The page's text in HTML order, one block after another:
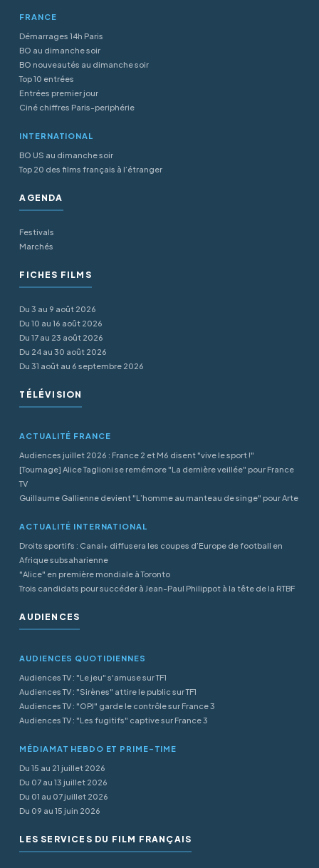
FRANCE
Démarrages 14h Paris
BO au dimanche soir
BO nouveautés au dimanche soir
Top 10 entrées
Entrées premier jour
Ciné chiffres Paris-periphérie
INTERNATIONAL
BO US au dimanche soir
Top 20 des films français à l’étranger
AGENDA
Festivals
Marchés
FICHES FILMS
Du 3 au 9 août 2026
Du 10 au 16 août 2026
Du 17 au 23 août 2026
Du 24 au 30 août 2026
Du 31 août au 6 septembre 2026
TÉLÉVISION
ACTUALITÉ FRANCE
Audiences juillet 2026 : France 2 et M6 disent "vive le sport !"
[Tournage] Alice Taglioni se remémore "La dernière veillée" pour France
TV
Guillaume Gallienne devient "L’homme au manteau de singe" pour Arte
ACTUALITÉ INTERNATIONAL
Droits sportifs : Canal+ diffusera les coupes d’Europe de football en
Afrique subsaharienne
"Alice" en première mondiale à Toronto
Trois candidats pour succéder à Jean-Paul Philippot à la tête de la RTBF
AUDIENCES
AUDIENCES QUOTIDIENNES
Audiences TV : "Le jeu" s'amuse sur TF1
Audiences TV : "Sirènes" attire le public sur TF1
Audiences TV : "OPJ" garde le contrôle sur France 3
Audiences TV : "Les fugitifs" captive sur France 3
MÉDIAMAT HEBDO ET PRIME-TIME
Du 15 au 21 juillet 2026
Du 07 au 13 juillet 2026
Du 01 au 07 juillet 2026
Du 09 au 15 juin 2026
LES SERVICES DU FILM FRANÇAIS